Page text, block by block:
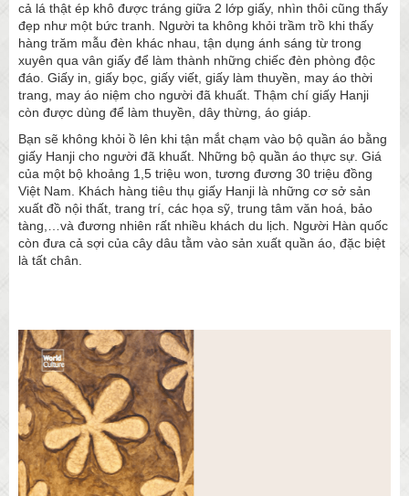
cả lá thật ép khô được tráng giữa 2 lớp giấy, nhìn thôi cũng thấy
đẹp như một bức tranh. Người ta không khỏi trầm trồ khi thấy
hàng trăm mẫu đèn khác nhau, tận dụng ánh sáng từ trong
xuyên qua vân giấy để làm thành những chiếc đèn phòng độc
đáo. Giấy in, giấy bọc, giấy viết, giấy làm thuyền, may áo thời
trang, may áo niệm cho người đã khuất. Thậm chí giấy Hanji
còn được dùng để làm thuyền, dây thừng, áo giáp.
Bạn sẽ không khỏi ồ lên khi tận mắt chạm vào bộ quần áo bằng
giấy Hanji cho người đã khuất. Những bộ quần áo thực sự. Giá
của một bộ khoảng 1,5 triệu won, tương đương 30 triệu đồng
Việt Nam. Khách hàng tiêu thụ giấy Hanji là những cơ sở sản
xuất đồ nội thất, trang trí, các họa sỹ, trung tâm văn hoá, bảo
tàng,…và đương nhiên rất nhiều khách du lịch. Người Hàn quốc
còn đưa cả sợi của cây dâu tằm vào sản xuất quần áo, đặc biệt
là tất chân.